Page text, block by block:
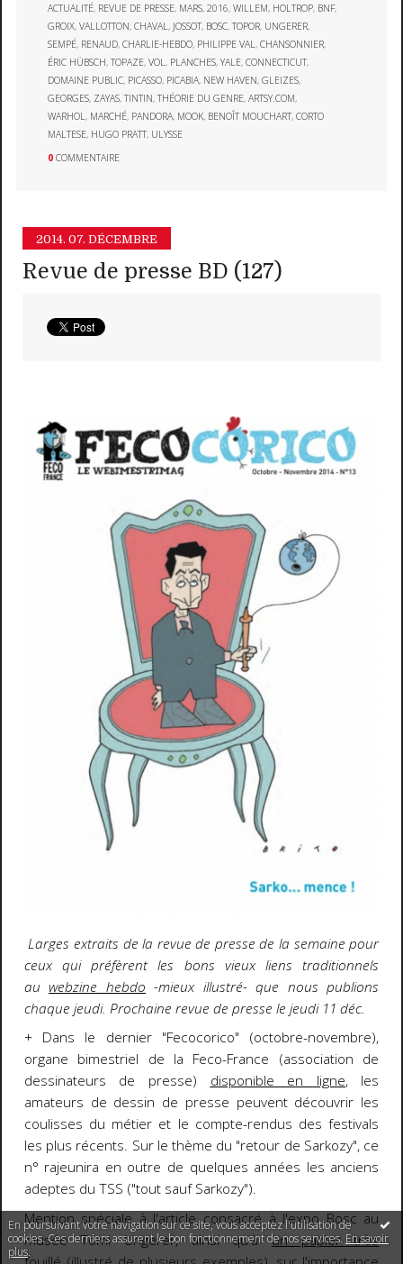
En poursuivant votre navigation sur ce site, vous acceptez l'utilisation de
cookies. Ces derniers assurent le bon fonctionnement de nos services. En savoir
plus.
ACTUALITÉ, REVUE DE PRESSE, MARS,2016,WILLEM, HOLTROP, BNF,
GROIX,VALLOTTON,CHAVAL , JOSSOT, BOSC,TOPOR, UNGERER,
SEMPÉ, RENAUD,CHARLIE-HEBDO, PHILIPPE VAL ,CHANSONNIER,
ÉRIC HÜBSCH,TOPAZE,VOL , PLANCHES,YALE,CONNECTICUT,
DOMAINE PUBLIC, PICASSO, PICABIA, NEW HAVEN,GLEIZES,
GEORGES, ZAYAS,TINTIN,THÉORIE DU GENRE,ARTSY.COM,
WARHOL , MARCHÉ, PANDORA, MOOK, BENOÎT MOUCHART,CORTO
MALTESE, HUGO PRATT, ULYSSE
0 COMMENTAIRE
2014. 07. DÉCEMBRE
Revue de presse BD (127)
Larges extraits de la revue de presse de la semaine pour
ceux qui préfèrent les bons vieux liens traditionnels
auwebzine hebdo -mieux illustré- que nous publions
chaque jeudi. Prochaine revue de presse le jeudi 11 déc.
+ Dans le dernier "Fecocorico" (octobre-novembre),
organe bimestriel de la Feco-France (association de
dessinateurs de presse) disponible en ligne, les
amateurs de dessin de presse peuvent découvrir les
coulisses du métier et le compte-rendus des festivals
les plus récents. Sur le thème du "retour de Sarkozy", ce
n° rajeunira en outre de quelques années les anciens
adeptes du TSS ("tout sauf Sarkozy").
Mention spéciale à l'article consacré à l'expo Bosc au
musée Tomi Ungerer, ainsi qu'àun papier très